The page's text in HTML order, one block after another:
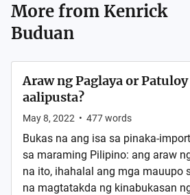
More from Kenrick
Buduan
Araw ng Paglaya or
aalipusta?
May 8, 2022 • 477words
Bukas na ang isa sa pinaka-
sa maraming Pilipino: ang araw
na ito, ihahalal ang mga mauupo
na magtatakda ng kinabukasan